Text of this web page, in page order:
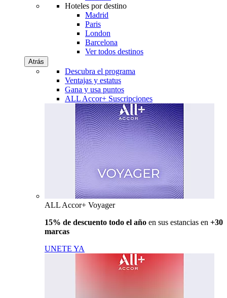
Hoteles por destino
Madrid
Paris
London
Barcelona
Ver todos destinos
Atrás
Descubra el programa
Ventajas y estatus
Gana y usa puntos
ALL Accor+ Suscripciones
ALL Accor+ Voyager
15% de descuento todo el año en sus estancias en +30
marcas
UNETE YA